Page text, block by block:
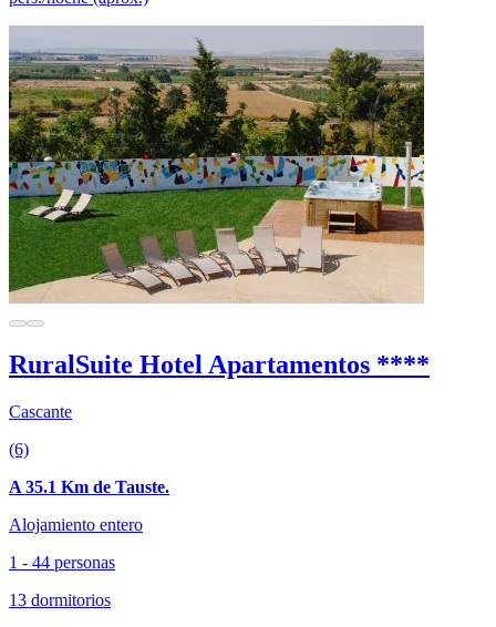
RuralSuite Hotel Apartamentos ****
Cascante
(6)
A 35.1 Km de Tauste.
Alojamiento entero
1 - 44 personas
13 dormitorios